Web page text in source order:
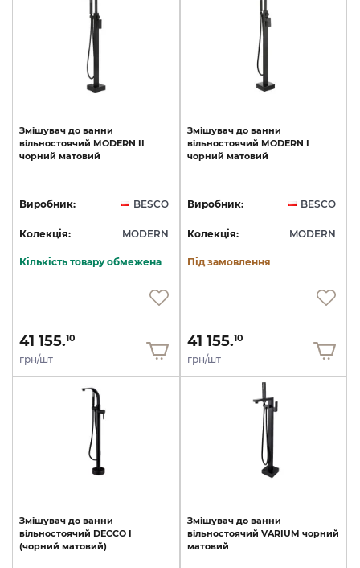
Змішувач до ванни
вільностоячий MODERN II
чорний матовий
Виробник: BESCO
Колекція: MODERN
Кількість товару обмежена
41 155.10
грн/шт
Змішувач до ванни
вільностоячий MODERN I
чорний матовий
Виробник: BESCO
Колекція: MODERN
Під замовлення
41 155.10
грн/шт
Змішувач до ванни
вільностоячий DECCO I
(чорний матовий)
Змішувач до ванни
вільностоячий VARIUM чорний
матовий